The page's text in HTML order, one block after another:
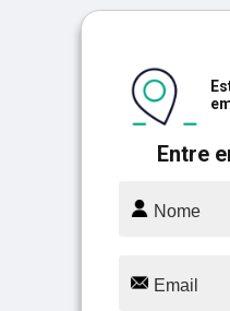
Entre